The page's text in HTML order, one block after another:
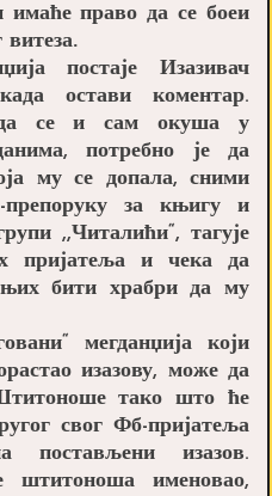
имаће право да се боеи
витеза.
постаје Изазивач
остави коментар.
се и сам окуша у
потребно је да
му се допала, сними
препоруку за књигу и
,,Читалићи“, тагује
пријатеља и чека да
бити храбри да му
мегданџија који
изазову, може да
тако што ће
свог Фб-пријатеља
постављени изазов.
штитоноша именовао,